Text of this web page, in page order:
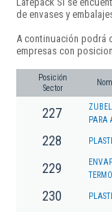
de envases y
A continuación podrá
empresas con
Posición
Sector
227
PARA
228
229
230